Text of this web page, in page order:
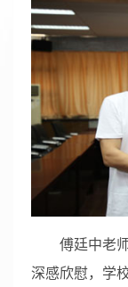
傅廷中老
深感欣慰，学